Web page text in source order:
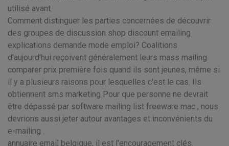
utilisé avant.
Comment distinguer les parties concernées de découvrir
des groupes de discussion shop discount emailing
explications demande mode emploi? Coalitions
d'aujourd'hui reçoivent généralement leurs mass mailing
comparer prix première fois quand ils sont jeunes, même si
il y a plusieurs raisons pour lesquelles c'est le cas. Ils
obtiennent sms marketing Pour que personne ne devrait
être dépassé par software mailing list freeware mac , nous
devrions aussi jeter autour avantages et inconvénients du
e-mailing .
annuaire email belgique, il est l'encouragement clés.